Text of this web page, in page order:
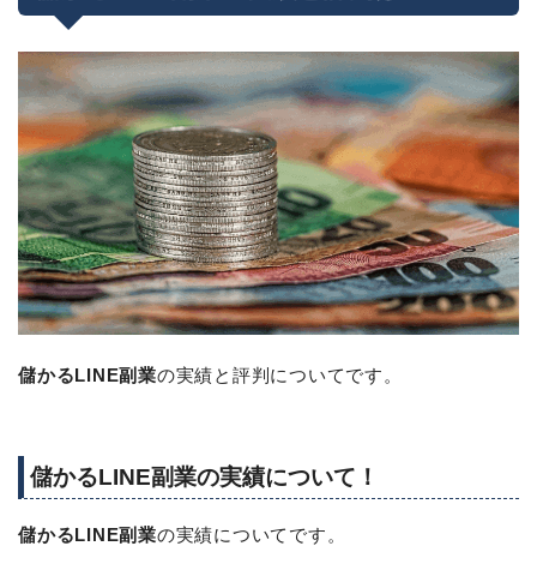
儲かるLINE副業の実績と評判についてです。
儲かるLINE副業の実績について！
儲かるLINE副業の実績についてです。